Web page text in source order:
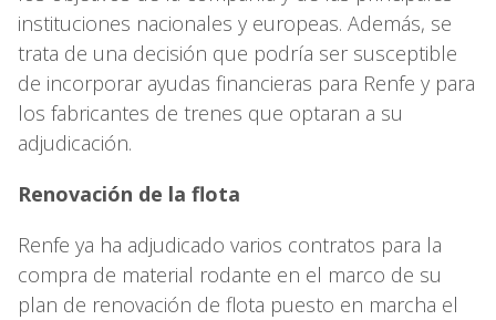
instituciones nacionales y europeas. Además, se
trata de una decisión que podría ser susceptible
de incorporar ayudas financieras para Renfe y para
los fabricantes de trenes que optaran a su
adjudicación.
Renovación de la flota
Renfe ya ha adjudicado varios contratos para la
compra de material rodante en el marco de su
plan de renovación de flota puesto en marcha el